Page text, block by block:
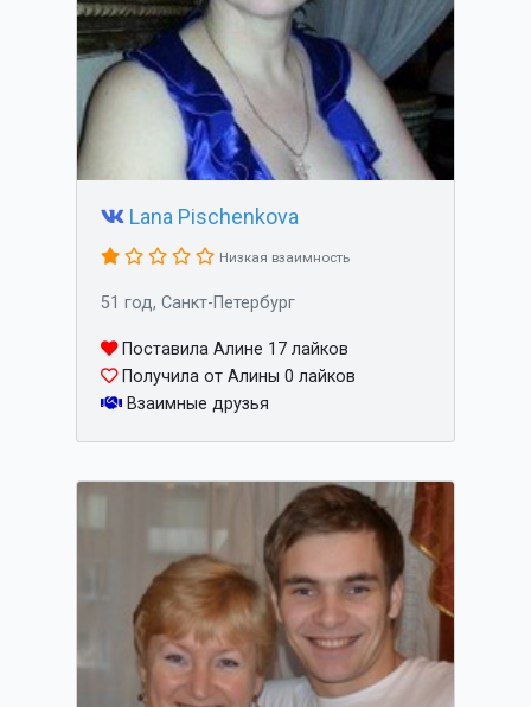
Lana Pischenkova
Низкая взаимность
51 год, Санкт-Петербург
Поставила Алине 17 лайков
Получила от Алины 0 лайков
Взаимные друзья